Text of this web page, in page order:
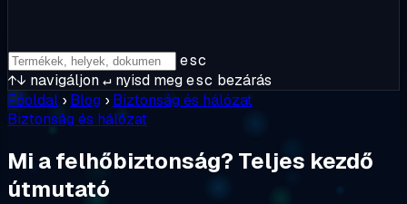
esc
↑↓ navigáljon↵ nyisd megesc bezárás
Főoldal › Blog › Biztonság és hálózat
Biztonság és hálózat
Mi a felhőbiztonság? Teljes kezdő
útmutató